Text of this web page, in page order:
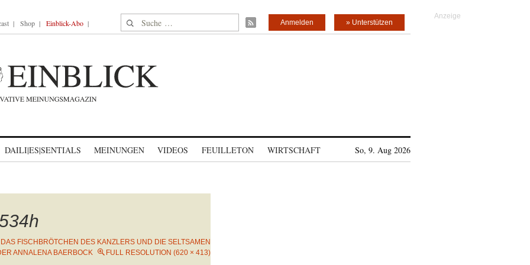
Shop Einblick-Abo Suche nach: » Unterstützen
Anmelden
DAILI|ES|SENTIALS MEINUNGEN VIDEOS FEUILLETON WIRTSCHAFT So, 9. Aug 2026
DAS FISCHBRÖTCHEN DES KANZLERS UND DIE SELTSAMEN
ANNALENA BAERBOCK
FULL RESOLUTION (620 × 413)